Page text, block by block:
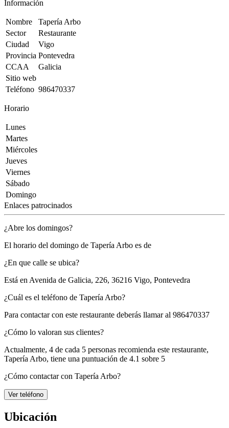
Información
Nombre
Tapería Arbo
Sector
Restaurante
Ciudad
Vigo
Provincia Pontevedra
CCAA
Galicia
Sitio web
Teléfono 986470337
Horario
Lunes
Martes
Miércoles
Jueves
Viernes
Sábado
Domingo
Enlaces patrocinados
¿Abre los domingos?
El horario del domingo de Tapería Arbo es de
¿En que calle se ubica?
Está enAvenida de Galicia, 226, 36216 Vigo, Pontevedra
¿Cuál es el teléfono de Tapería Arbo?
Para contactar con este restaurante deberás llamar al 986470337
¿Cómo lo valoran sus clientes?
Actualmente, 4 de cada 5 personas recomienda este restaurante,
Tapería Arbo, tiene una puntuación de 4.1 sobre 5
¿Cómo contactar con Tapería Arbo?
Ver teléfono
Ubicación